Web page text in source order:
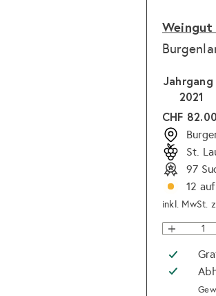
Jahrgang
2021
Normaler
Preis
CHF 82.00
St.
97
12
inkl. MwSt.